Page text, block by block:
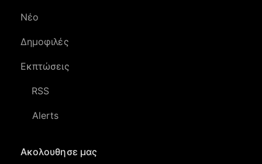
Νέο
Δημοφιλές
Εκπτώσεις
RSS
Alerts
Ακολουθησε μας